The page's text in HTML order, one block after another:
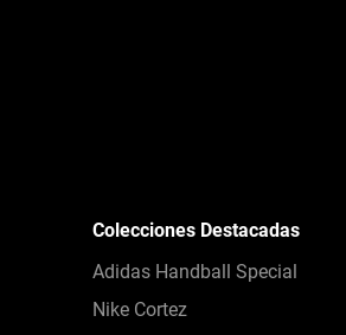
Colecciones Destacadas
Adidas Handball Special
Nike Cortez